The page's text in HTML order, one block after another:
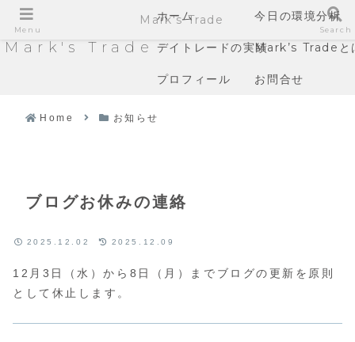
Mark's Trade
ホーム 今日の環境分析
デイトレードの実績Mark’s Tradeと
プロフィール お問合せ
Home お知らせ
ブログお休みの連絡
2025.12.02 2025.12.09
12月3日（水）から8日（月）までブログの更新を原則
として休止します。
Menu
Mark's Trade
Search